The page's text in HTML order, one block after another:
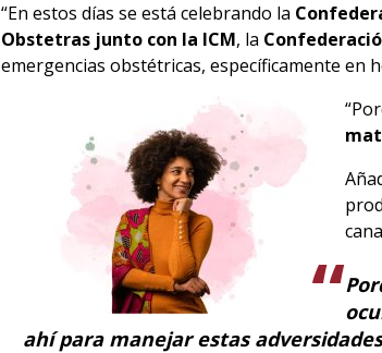
“En estos días se está celebrando la
Obstetras junto con la ICM, la
emergencias obstétricas, específicamente en
ahí para manejar estas